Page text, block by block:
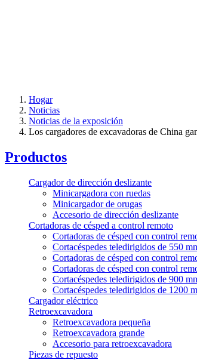
Hogar
Noticias
Noticias de la exposición
Los cargadores de excavadoras de China
Productos
Cargador de dirección deslizante
Minicargadora con ruedas
Minicargador de orugas
Accesorio de dirección deslizante
Cortadoras de césped a control remoto
Cortadoras de césped con control
Cortacéspedes teledirigidos de 550
Cortadoras de césped con control
Cortadoras de césped con control
Cortacéspedes teledirigidos de 900
Cortacéspedes teledirigidos de 1200
Cargador eléctrico
Retroexcavadora
Retroexcavadora pequeña
Retroexcavadora grande
Accesorio para retroexcavadora
Piezas de repuesto